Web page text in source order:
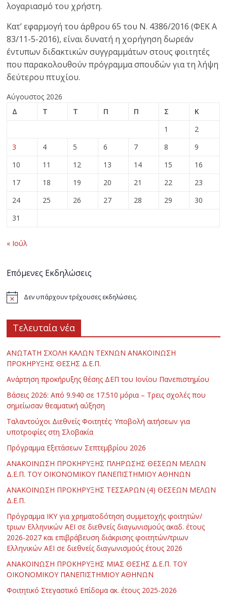
λογαριασμό του χρήστη.
Κατ’ εφαρμογή του άρθρου 65 του Ν. 4386/2016 (ΦΕΚ Α
83/11-5-2016), είναι δυνατή η χορήγηση δωρεάν
έντυπων διδακτικών συγγραμμάτων στους φοιτητές
που παρακολουθούν πρόγραμμα σπουδών για τη λήψη
δεύτερου πτυχίου.
Αύγουστος 2026
Δ
Τ Τ Π Π Σ
Κ
1
2
3
4 5 6 7 8
9
10
11 12 13 14 15
16
17
18 19 20 21 22
23
24
25 26 27 28 29
30
31
« Ιούλ
Επόμενες Εκδηλώσεις
Δεν υπάρχουν τρέχουσες εκδηλώσεις.
Τελευταία νέα
ΑΝΩΤΑΤΗ ΣΧΟΛΗ ΚΑΛΩΝ ΤΕΧΝΩΝ ΑΝΑΚΟΙΝΩΣΗ
ΠΡΟΚΗΡΥΞΗΣ ΘΕΣΗΣ Δ.Ε.Π.
Ανάρτηση προκήρυξης θέσης ΔΕΠ του Ιονίου Πανεπιστημίου
Βάσεις 2026: Από 9.940 σε 17.510 μόρια – Τρεις σχολές που
σημείωσαν θεαματική αύξηση
Ταλαντούχοι Διεθνείς Φοιτητές: Υποβολή αιτήσεων για
υποτροφίες στη Σλοβακία
Πρόγραμμα Εξετάσεων Σεπτεμβρίου 2026
ΑΝΑΚΟΙΝΩΣΗ ΠΡΟΚΗΡΥΞΗΣ ΠΛΗΡΩΣΗΣ ΘΕΣΕΩΝ ΜΕΛΩΝ
Δ.Ε.Π. ΤΟΥ ΟΙΚΟΝΟΜΙΚΟΥ ΠΑΝΕΠΙΣΤΗΜΙΟΥ ΑΘΗΝΩΝ
ΑΝΑΚΟΙΝΩΣΗ ΠΡΟΚΗΡΥΞΗΣ ΤΕΣΣΑΡΩΝ (4) ΘΕΣΕΩΝ ΜΕΛΩΝ
Δ.Ε.Π.
Πρόγραμμα ΙΚΥ για χρηματοδότηση συμμετοχής φοιτητών/
τριων Ελληνικών ΑΕΙ σε διεθνείς διαγωνισμούς ακαδ. έτους
2026-2027 και επιβράβευση διάκρισης φοιτητών/τριων
Ελληνικών ΑΕΙ σε διεθνείς διαγωνισμούς έτους 2026
ΑΝΑΚΟΙΝΩΣΗ ΠΡΟΚΗΡΥΞΗΣ ΜΙΑΣ ΘΕΣΗΣ Δ.Ε.Π. ΤΟΥ
ΟΙΚΟΝΟΜΙΚΟΥ ΠΑΝΕΠΙΣΤΗΜΙΟΥ ΑΘΗΝΩΝ
Φοιτητικό Στεγαστικό Επίδομα ακ. έτους 2025-2026